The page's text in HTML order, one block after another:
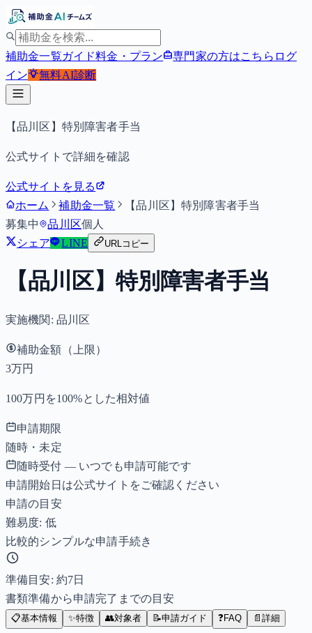
補助金一覧ガイド料金・プラン 専門家の方はこちら ログ
イン
無料AI診断
【品川区】特別障害者手当
公式サイトで詳細を確認
公式サイトを見る
ホーム
補助金一覧
【品川区】特別障害者手当
募集中
品川区個人
シェア
LINE URLコピー
【品川区】特別障害者手当
実施機関: 品川区
補助金額（上限）
3万円
100万円を100%とした相対値
申請期限
随時・未定
随時受付 — いつでも申請可能です
申請開始日は公式サイトをご確認ください
申請の目安
難易度: 低
比較的シンプルな申請手続き
準備目安: 約7日
書類準備から申請完了までの目安
📋基本情報 ✨特徴 👥対象者 📝申請ガイド ❓FAQ 📄 詳細